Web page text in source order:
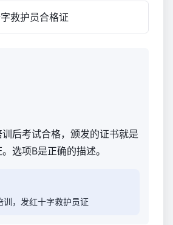
救护员合格证
后考试合格，颁发的证书就是
选项B是正确的描述。
训，发红十字救护员证